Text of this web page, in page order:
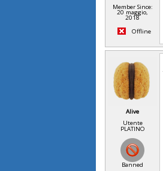
Member Since:
20 maggio,
2018
Offline
Alive
Utente
PLATINO
Banned